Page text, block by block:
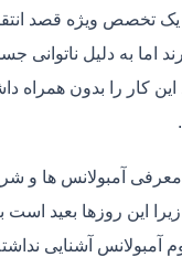
تخصص ویژه قصد
اما به دلیل ناتوانی
این کار را بدون همراه
معرفی آمبولانس ها و
این روزها بعید است
آمبولانس آشنایی